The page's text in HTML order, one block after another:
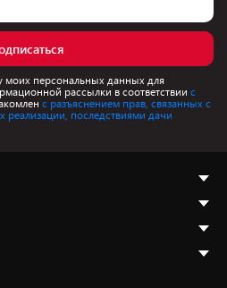
моих персональных данных для
рассылки в соответствии с
с разъяснением прав, связанных с
реализации, последствиями дачи